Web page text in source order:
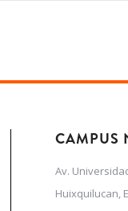
CAMPUS
Av.
Huixquilucan,